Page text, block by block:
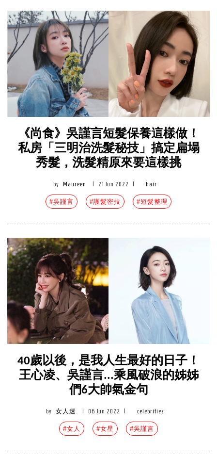
《尚食》吳謹言短髮保養這樣做！
私房「三明治洗髮秘技」搞定扁塌
秀髮，洗髮精原來要這樣挑
by Maureen 21 Jun 2022 hair
#吳謹言 #護髮密技 #短髮整理
40歲以後，是我人生最好的日子！
王心凌、吳謹言...乘風破浪的姊姊
們6大帥氣金句
by 女人迷 06 Jun 2022 celebrities
#女人 #女星 #吳謹言